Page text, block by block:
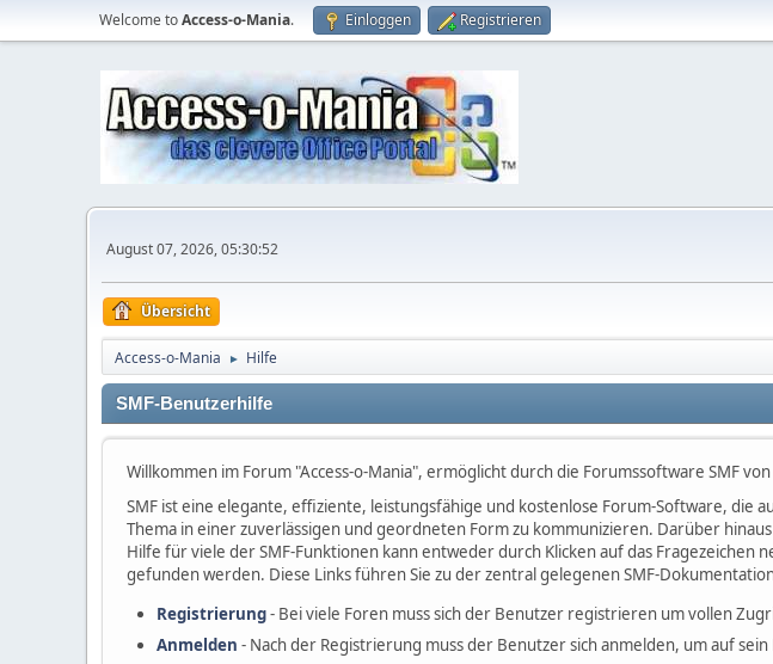
Welcome toAccess-o-Mania. Einloggen Registrieren
August 07, 2026, 05:30:52
Übersicht
Access-o-Mania ► Hilfe
SMF-Benutzerhilfe
Willkommen im Forum "Access-o-Mania", ermöglicht durch die Forumssoftware SMF
SMF ist eine elegante, effiziente, leistungsfähige und kostenlose Forum-Software, die
Thema in einer zuverlässigen und geordneten Form zu kommunizieren. Darüber
Hilfe für viele der SMF-Funktionen kann entweder durch Klicken auf das
gefunden werden. Diese Links führen Sie zu der zentral gelegenen SMF-
Registrierung- Bei viele Foren muss sich der Benutzer registrieren um vollen
Anmelden - Nach der Registrierung muss der Benutzer sich anmelden, um auf